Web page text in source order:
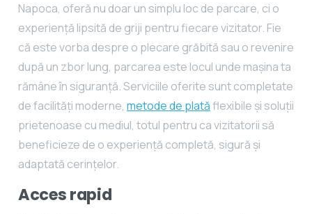
Napoca, oferă nu doar un simplu loc de parcare, ci o
experiență lipsită de griji pentru fiecare vizitator. Fie
că este vorba despre o plecare grăbită sau o revenire
după un zbor lung, parcarea este locul unde mașina ta
rămâne în siguranță. Serviciile oferite sunt completate
de facilități moderne, metode de platăflexibile și soluții
prietenoase cu mediul, totul pentru ca vizitatorii să
beneficieze de o experiență completă, sigură și
adaptată cerințelor.
Acces rapid